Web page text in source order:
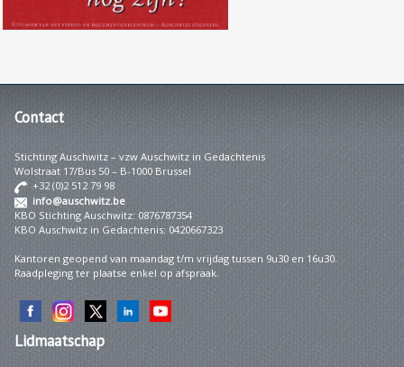
Contact
Stichting Auschwitz – vzw Auschwitz in Gedachtenis
Wolstraat 17/Bus 50 – B-1000 Brussel
+32 (0)2 512 79 98
info@auschwitz.be
KBO Stichting Auschwitz: 0876787354
KBO Auschwitz in Gedachtenis: 0420667323
Kantoren geopend van maandag t/m vrijdag tussen 9u30 en 16u30.
Raadpleging ter plaatse enkel op afspraak.
Lidmaatschap